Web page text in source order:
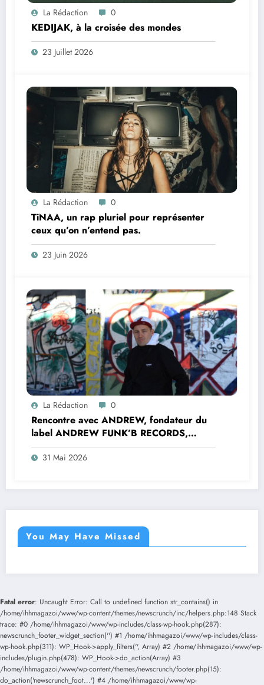
La Rédaction 0
KEDIJAK, à la croisée des mondes
23 Juillet 2026
La Rédaction 0
TiNAA, un rap pluriel pour représenter
ceux qu’on n’entend pas.
23 Juin 2026
La Rédaction 0
Rencontre avec ANDREW, fondateur du
label ANDREW FUNK’B RECORDS,
inlassable artisan de précieuses
connexions entre les scènes rap
31 Mai 2026
You May Have Missed
Fatal error: Uncaught Error: Call to undefined function str_contains() in
/home/ihhmagazoi/www/wp-content/themes/newscrunch/inc/helpers.php:148 Stack
trace: #0 /home/ihhmagazoi/www/wp-includes/class-wp-hook.php(287):
newscrunch_footer_widget_section('') #1 /home/ihhmagazoi/www/wp-includes/class-
wp-hook.php(311): WP_Hook->apply_filters('', Array) #2 /home/ihhmagazoi/www/wp-
includes/plugin.php(478): WP_Hook->do_action(Array) #3
/home/ihhmagazoi/www/wp-content/themes/newscrunch/footer.php(15):
do_action('newscrunch_foot...') #4 /home/ihhmagazoi/www/wp-